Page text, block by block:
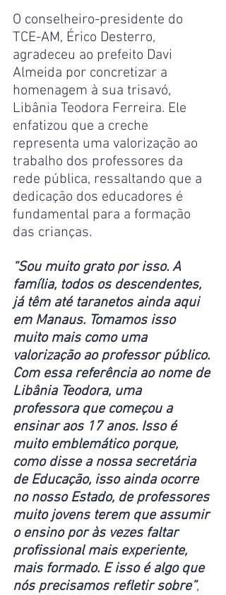
O conselheiro-presidente do
TCE-AM, Érico Desterro,
agradeceu ao prefeito Davi
Almeida por concretizar a
homenagem à sua trisavó,
Libânia Teodora Ferreira. Ele
enfatizou que a creche
representa uma valorização ao
trabalho dos professores da
rede pública, ressaltando que a
dedicação dos educadores é
fundamental para a formação
das crianças.
“Sou muito grato por isso. A
família, todos os descendentes,
já têm até taranetos ainda aqui
em Manaus. Tomamos isso
muito mais como uma
valorização ao professor público.
Com essa referência ao nome de
Libânia Teodora, uma
professora que começou a
ensinar aos 17 anos. Isso é
muito emblemático porque,
como disse a nossa secretária
de Educação, isso ainda ocorre
no nosso Estado, de professores
muito jovens terem que assumir
o ensino por às vezes faltar
profissional mais experiente,
mais formado. E isso é algo que
nós precisamos refletir sobre”,